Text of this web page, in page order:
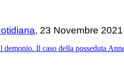
, 23 Novembre 2021
Il caso della posseduta